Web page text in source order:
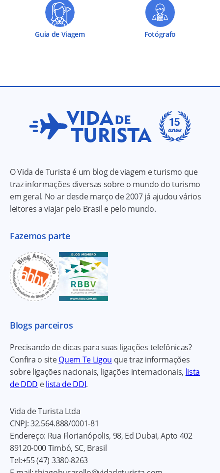
Guia de Viagem Fotógrafo
O Vida de Turista é um blog de viagem e turismo que
traz informações diversas sobre o mundo do turismo
em geral. No ar desde março de 2007 já ajudou vários
leitores a viajar pelo Brasil e pelo mundo.
Fazemos parte
Blogs parceiros
Precisando de dicas para suas ligações telefônicas?
Confira o siteQuem Te Ligou que traz informações
sobre ligações nacionais, ligações internacionais, lista
de DDD elista de DDI.
Vida de Turista Ltda
CNPJ:32.564.888/0001-81
Endereço: Rua Florianópolis, 98, Ed Dubai, Apto 402
89120-000Timbó, SC, Brasil
Tel:+55 (47) 3380-8263